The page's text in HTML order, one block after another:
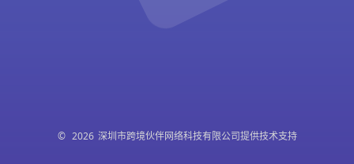
© 2026 深圳市跨境伙伴网络科技有限公司提供技术支持